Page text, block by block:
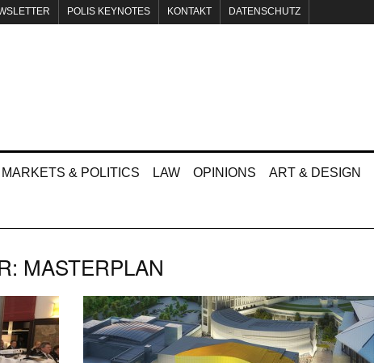
POLIS KEYNOTES KONTAKT DATENSCHUTZ
MARKETS & POLITICS LAW OPINIONS ART & DESIGN
MASTERPLAN